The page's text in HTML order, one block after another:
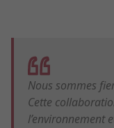
Nous sommes
Cette
l’environnement